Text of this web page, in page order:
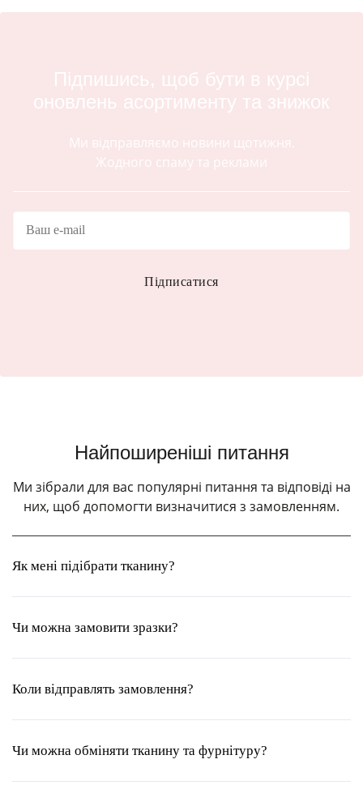
Підпишись, щоб бути в курсі
оновлень асортименту та знижок
Ми відправляємо новини щотижня.
Жодного спаму та реклами
Найпоширеніші питання
Ми зібрали для вас популярні питання та відповіді на
них, щоб допомогти визначитися з замовленням.
Як мені підібрати тканину?
Чи можна замовити зразки?
Коли відправлять замовлення?
Чи можна обміняти тканину та фурнітуру?